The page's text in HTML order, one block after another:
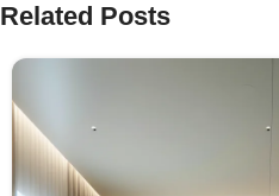
Related Posts